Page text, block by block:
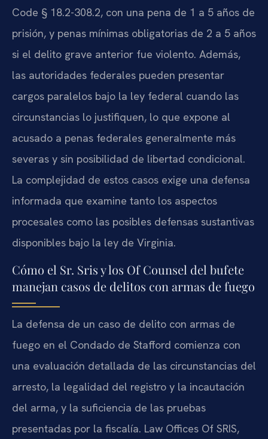
Code § 18.2-308.2, con una pena de 1 a 5 años de
prisión, y penas mínimas obligatorias de 2 a 5 años
si el delito grave anterior fue violento. Además,
las autoridades federales pueden presentar
cargos paralelos bajo la ley federal cuando las
circunstancias lo justifiquen, lo que expone al
acusado a penas federales generalmente más
severas y sin posibilidad de libertad condicional.
La complejidad de estos casos exige una defensa
informada que examine tanto los aspectos
procesales como las posibles defensas sustantivas
disponibles bajo la ley de Virginia.
Cómo el Sr. Sris y los Of Counsel del bufete
manejan casos de delitos con armas de fuego
La defensa de un caso de delito con armas de
fuego en el Condado de Stafford comienza con
una evaluación detallada de las circunstancias del
arresto, la legalidad del registro y la incautación
del arma, y la suficiencia de las pruebas
presentadas por la fiscalía. Law Offices Of SRIS,